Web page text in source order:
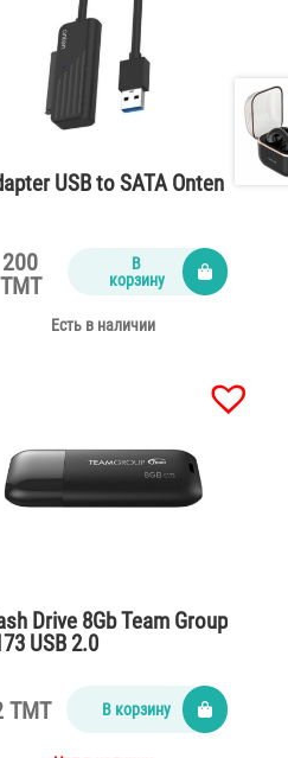
USB to SATA Onten
200
TMT
В
корзину
Есть в наличии
Drive 8Gb Team Group
USB 2.0
TMT В корзину